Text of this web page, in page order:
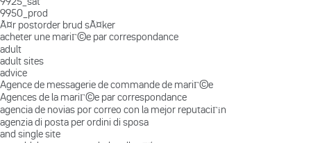
9950_prod
Ã¤r postorder brud sÃ¤ker
acheter une mariГ©e par correspondance
adult
adult sites
advice
Agence de messagerie de commande de mariГ©e
Agences de la mariГ©e par correspondance
agencia de novias por correo con la mejor reputaciГіn
agenzia di posta per ordini di sposa
and single site